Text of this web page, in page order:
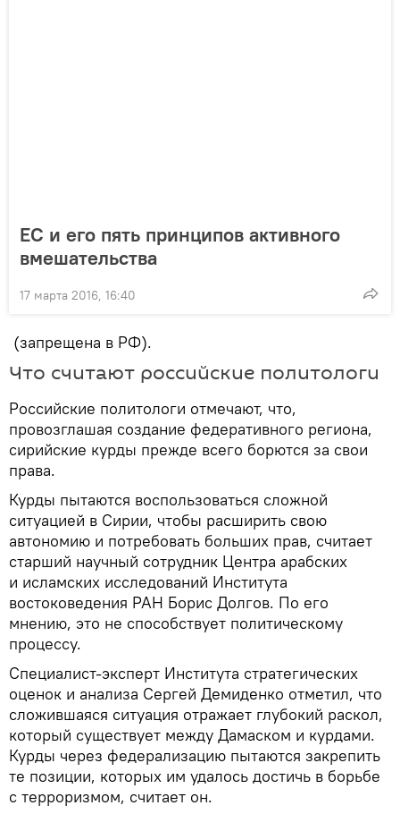
ЕС и его пять принципов активного
вмешательства
17 марта 2016, 16:40
(запрещена в РФ).
Что считают российские политологи
Российские политологи отмечают, что,
провозглашая создание федеративного региона,
сирийские курды прежде всего борются за свои
права.
Курды пытаются воспользоваться сложной
ситуацией в Сирии, чтобы расширить свою
автономию и потребовать больших прав, считает
старший научный сотрудник Центра арабских
и исламских исследований Института
востоковедения РАН Борис Долгов. По его
мнению, это не способствует политическому
процессу.
Cпециалист-эксперт Института стратегических
оценок и анализа Сергей Демиденко отметил, что
сложившаяся ситуация отражает глубокий раскол,
который существует между Дамаском и курдами.
Курды через федерализацию пытаются закрепить
те позиции, которых им удалось достичь в борьбе
с терроризмом, считает он.